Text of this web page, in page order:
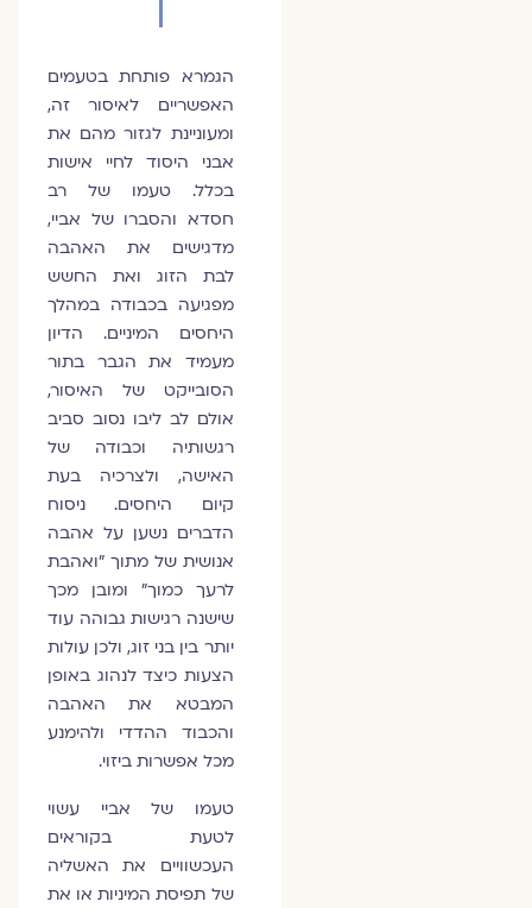
הגמרא פותחת בטעמים
האפשריים לאיסור זה,
ומעוניינת לגזור מהם את
אבני היסוד לחיי אישות
בכלל. טעמו של רב
חסדא והסברו של אביי,
מדגישים את האהבה
לבת הזוג ואת החשש
מפגיעה בכבודה במהלך
היחסים המיניים. הדיון
מעמיד את הגבר בתור
הסובייקט של האיסור,
אולם לב ליבו נסוב סביב
רגשותיה וכבודה של
האישה, ולצרכיה בעת
קיום היחסים. ניסוח
הדברים נשען על אהבה
אנושית של מתוך ״ואהבת
לרעך כמוך״ ומובן מכך
שישנה רגישות גבוהה עוד
יותר בין בני זוג, ולכן עולות
הצעות כיצד לנהוג באופן
המבטא את האהבה
והכבוד ההדדי ולהימנע
מכל אפשרות ביזוי.
טעמו של אביי עשוי
לטעת בקוראים
העכשוויים את האשליה
של תפיסת המיניות או את